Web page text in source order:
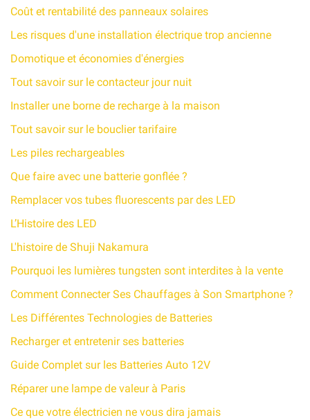
Coût et rentabilité des panneaux solaires
Les risques d'une installation électrique trop ancienne
Domotique et économies d'énergies
Tout savoir sur le contacteur jour nuit
Installer une borne de recharge à la maison
Tout savoir sur le bouclier tarifaire
Les piles rechargeables
Que faire avec une batterie gonflée ?
Remplacer vos tubes fluorescents par des LED
L’Histoire des LED
L'histoire de Shuji Nakamura
Pourquoi les lumières tungsten sont interdites à la vente
Comment Connecter Ses Chauffages à Son Smartphone ?
Les Différentes Technologies de Batteries
Recharger et entretenir ses batteries
Guide Complet sur les Batteries Auto 12V
Réparer une lampe de valeur à Paris
Ce que votre électricien ne vous dira jamais